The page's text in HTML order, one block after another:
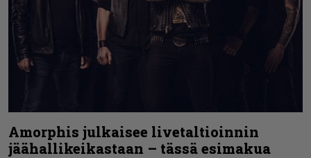
Amorphis julkaisee livetaltioinnin
jäähallikeikastaan – tässä esimakua